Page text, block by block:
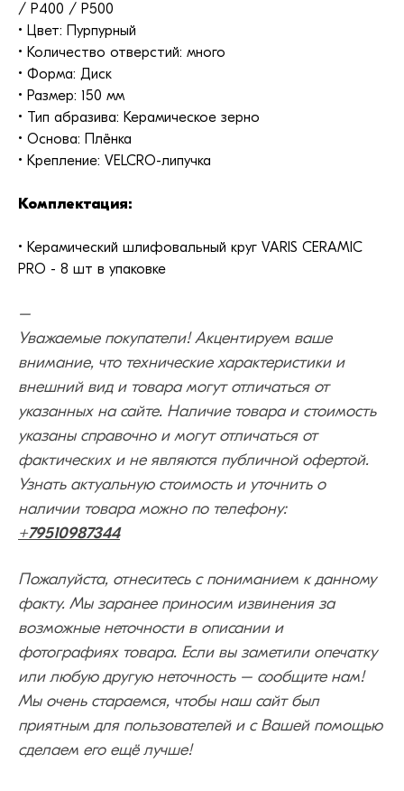
/ P400 / P500
• Цвет: Пурпурный
• Количество отверстий: много
• Форма: Диск
• Размер: 150 мм
• Тип абразива: Керамическое зерно
• Основа: Плёнка
• Крепление: VELCRO-липучка
Комплектация:
• Керамический шлифовальный круг VARIS CERAMIC
PRO - 8 шт в упаковке
–
Уважаемые покупатели! Акцентируем ваше
внимание, что технические характеристики и
внешний вид и товара могут отличаться от
указанных на сайте. Наличие товара и стоимость
указаны справочно и могут отличаться от
фактических и не являются публичной офертой.
Узнать актуальную стоимость и уточнить о
наличии товара можно по телефону:
+79510987344
Пожалуйста, отнеситесь с пониманием к данному
факту. Мы заранее приносим извинения за
возможные неточности в описании и
фотографиях товара. Если вы заметили опечатку
или любую другую неточность – сообщите нам!
Мы очень стараемся, чтобы наш сайт был
приятным для пользователей и с Вашей помощью
сделаем его ещё лучше!